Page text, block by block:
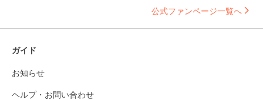
公式ファンページ一覧へ
ガイド
お知らせ
ヘルプ・お問い合わせ